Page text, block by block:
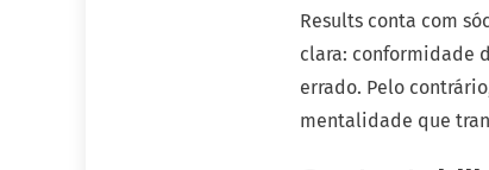
Results conta com
clara: conformidade
errado. Pelo
mentalidade que